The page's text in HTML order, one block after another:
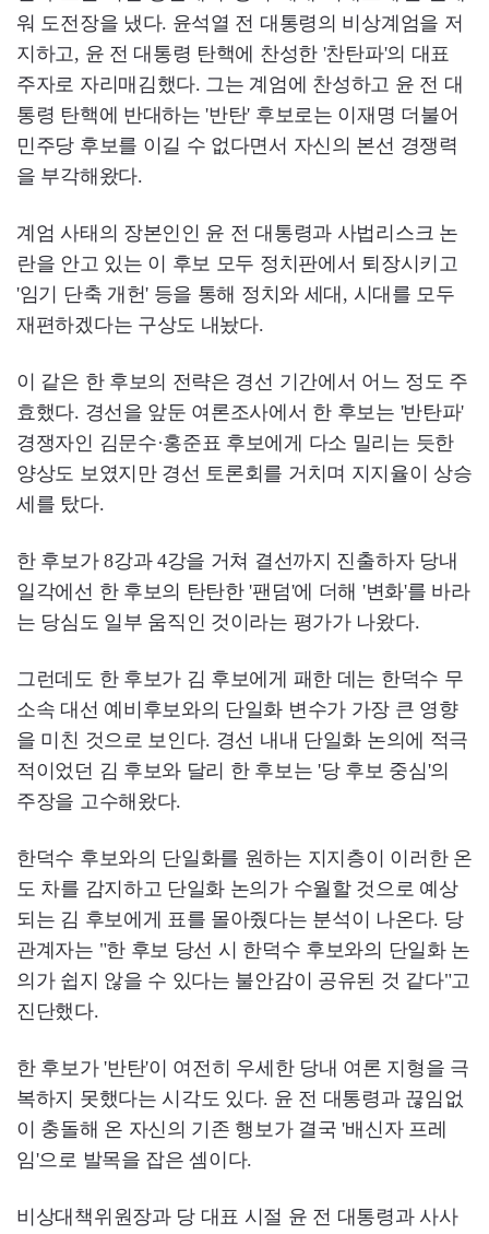
워 도전장을 냈다. 윤석열 전 대통령의 비상계엄을 저
지하고, 윤 전 대통령 탄핵에 찬성한 '찬탄파'의 대표
주자로 자리매김했다. 그는 계엄에 찬성하고 윤 전 대
통령 탄핵에 반대하는 '반탄' 후보로는 이재명 더불어
민주당 후보를 이길 수 없다면서 자신의 본선 경쟁력
을 부각해왔다.
계엄 사태의 장본인인 윤 전 대통령과 사법리스크 논
란을 안고 있는 이 후보 모두 정치판에서 퇴장시키고
'임기 단축 개헌' 등을 통해 정치와 세대, 시대를 모두
재편하겠다는 구상도 내놨다.
이 같은 한 후보의 전략은 경선 기간에서 어느 정도 주
효했다. 경선을 앞둔 여론조사에서 한 후보는 '반탄파'
경쟁자인 김문수·홍준표 후보에게 다소 밀리는 듯한
양상도 보였지만 경선 토론회를 거치며 지지율이 상승
세를 탔다.
한 후보가 8강과 4강을 거쳐 결선까지 진출하자 당내
일각에선 한 후보의 탄탄한 '팬덤'에 더해 '변화'를 바라
는 당심도 일부 움직인 것이라는 평가가 나왔다.
그런데도 한 후보가 김 후보에게 패한 데는 한덕수 무
소속 대선 예비후보와의 단일화 변수가 가장 큰 영향
을 미친 것으로 보인다. 경선 내내 단일화 논의에 적극
적이었던 김 후보와 달리 한 후보는 '당 후보 중심'의
주장을 고수해왔다.
한덕수 후보와의 단일화를 원하는 지지층이 이러한 온
도 차를 감지하고 단일화 논의가 수월할 것으로 예상
되는 김 후보에게 표를 몰아줬다는 분석이 나온다. 당
관계자는 "한 후보 당선 시 한덕수 후보와의 단일화 논
의가 쉽지 않을 수 있다는 불안감이 공유된 것 같다"고
진단했다.
한 후보가 '반탄'이 여전히 우세한 당내 여론 지형을 극
복하지 못했다는 시각도 있다. 윤 전 대통령과 끊임없
이 충돌해 온 자신의 기존 행보가 결국 '배신자 프레
임'으로 발목을 잡은 셈이다.
비상대책위원장과 당 대표 시절 윤 전 대통령과 사사